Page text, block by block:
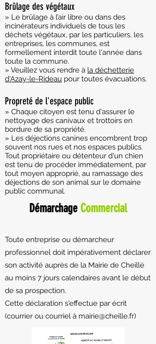
Brûlage des végétaux
» Le brûlage à l’air libre ou dans des
incinérateurs individuels de tous les
déchets végétaux, par les particuliers, les
entreprises, les communes, est
formellement interdit toute l'année dans
toute la commune.
» Veuillez vous rendre à la déchetterie
d'Azay-le-Rideau pour toutes évacuations.
Propreté de l'espace public
» Chaque citoyen est tenu d'assurer le
nettoyage des canivaux et trottoirs en
bordure de sa propriété.
» Les déjections canines encombrent trop
souvent nos rues et nos espaces publics.
Tout propriétaire ou détenteur d'un chien
est tenu de procéder immédiatement, par
tout moyen approprié, au ramassage des
déjections de son animal sur le domaine
public communal.
Démarchage Commercial
Toute entreprise ou démarcheur
professionnel doit impérativement déclarer
son activité auprès de la Mairie de Cheillé
au moins 7 jours calendaires avant le début
de sa prospection.
Cette déclaration s'effectue par écrit
(courrier ou courriel à mairie@cheille.fr)